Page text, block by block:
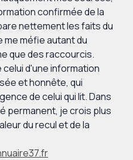
confirmée de la
nettement les faits du
me méfie autant du
que des raccourcis.
d'une information
et honnête, qui
de celui qui lit. Dans
permanent, je crois plus
du recul et de la